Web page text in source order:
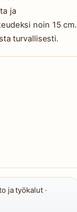
ja
noin 15 cm.
turvallisesti.
ja työkalut ·